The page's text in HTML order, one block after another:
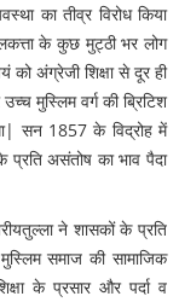
का तीव्र विरोध किया
के कुछ मुट्ठी भर लोग
को अंग्रेजी शिक्षा से दूर ही
मुस्लिम वर्ग की ब्रिटिश
सन 1857 के विद्रोह में
प्रति असंतोष का भाव पैदा
ने शासकों के प्रति
समाज की सामाजिक
के प्रसार और पर्दा व